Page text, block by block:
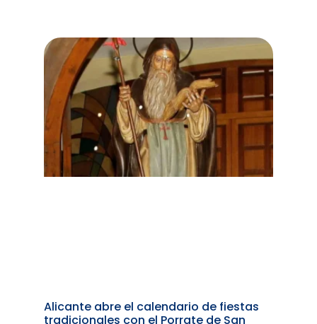
Alicante abre el calendario de fiestas
tradicionales con el Porrate de San